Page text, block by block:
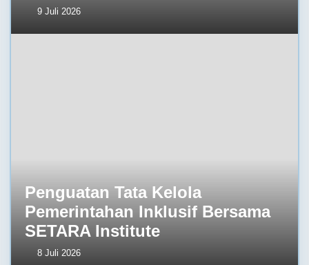
9 Juli 2026
Penguatan Tata Kelola
Pemerintahan Inklusif Bersama
SETARA Institute
8 Juli 2026